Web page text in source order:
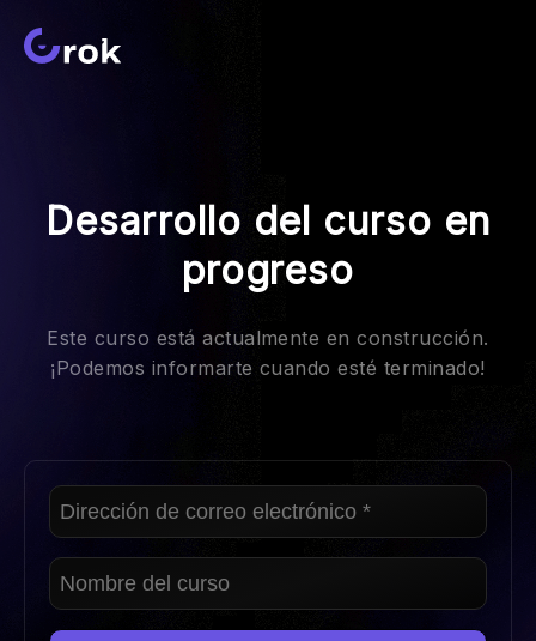
Desarrollo del curso en
progreso
Este curso está actualmente en construcción.
¡Podemos informarte cuando esté terminado!